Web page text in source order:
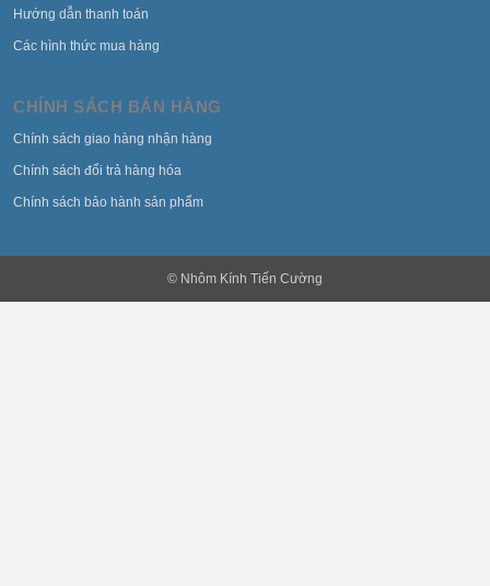
Hướng dẫn thanh toán
Các hình thức mua hàng
CHÍNH SÁCH BÁN HÀNG
Chính sách giao hàng nhận hàng
Chính sách đổi trả hàng hóa
Chính sách bảo hành sản phẩm
© Nhôm Kính Tiến Cường